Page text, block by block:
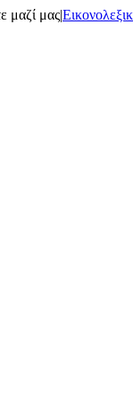
μαζί μας|